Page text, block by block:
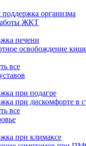
поддержка организма
ЖКТ
печени
освобождение
все
при подагре
при дискомфорте в
все
при климаксе